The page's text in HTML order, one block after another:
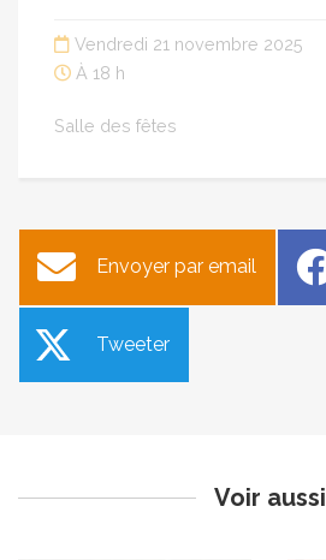
Vendredi 21 novembre 2025
À 18 h
Salle des fêtes
Envoyer par email
Tweeter
Voir aussi